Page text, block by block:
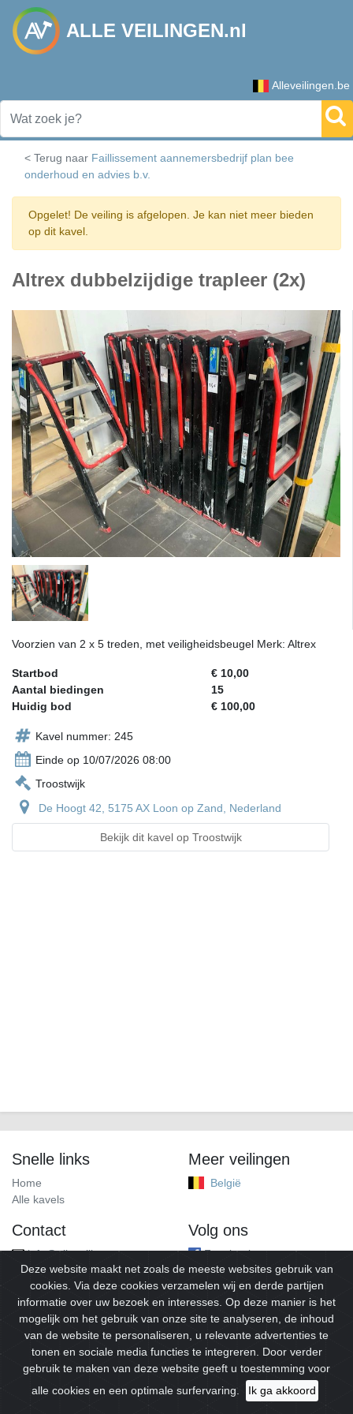
ALLE VEILINGEN.nl
Alleveilingen.be
< Terug naar Faillissement aannemersbedrijf plan bee
onderhoud en advies b.v.
Opgelet! De veiling is afgelopen. Je kan niet meer bieden
op dit kavel.
Altrex dubbelzijdige trapleer (2x)
Voorzien van 2 x 5 treden, met veiligheidsbeugel Merk: Altrex
Startbod
€ 10,00
Aantal biedingen
15
Huidig bod
€ 100,00
Kavel nummer: 245
Einde op 10/07/2026 08:00
Troostwijk
De Hoogt 42, 5175 AX Loon op Zand, Nederland
Bekijk dit kavel op Troostwijk
Snelle links
Home
Alle kavels
Meer veilingen
België
Contact
info@alleveilingen.net
Volg ons
Facebook
© 2026Alleveilingen.Alle rechten voorbehouden.
Deze website maakt net zoals de meeste websites gebruik van
cookies. Via deze cookies verzamelen wij en derde partijen
informatie over uw bezoek en interesses. Op deze manier is het
mogelijk om het gebruik van onze site te analyseren, de inhoud
van de website te personaliseren, u relevante advertenties te
tonen en sociale media functies te integreren. Door verder
gebruik te maken van deze website geeft u toestemming voor
alle cookies en een optimale surfervaring.
Ik ga akkoord